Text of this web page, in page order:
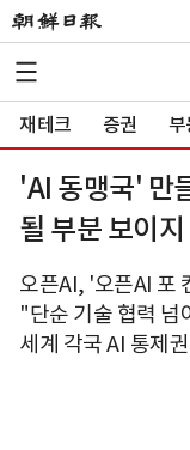
재테크 증권 부
'AI 동맹국' 만
될 부분 보이
오픈AI, '오픈AI 포
"단순 기술 협력 넘
세계 각국 AI 통제